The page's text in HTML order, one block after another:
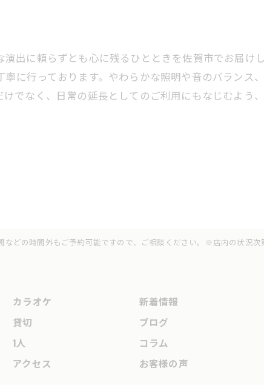
出に頼らずとも心に残るひとときを佐賀市でお届け
に行っております。やわらかな照明や音のバランス
でなく、日常の延長としてのご利用にもなじむよう
などの時間外もご予約可能ですので、ご相談ください。※店内の状況
カラオケ
貸切
1人
アクセス
新着情報
ブログ
コラム
お客様の声